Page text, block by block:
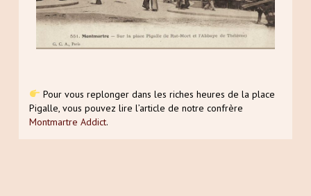
Pour vous replonger dans les riches heures de la place
Pigalle, vous pouvez lire l’article de notre confrère
Montmartre Addict.